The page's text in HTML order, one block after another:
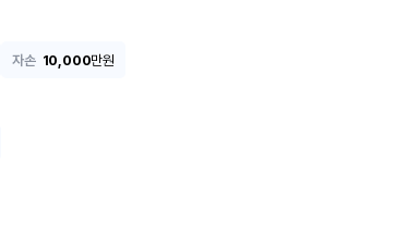
자손 10,000만원